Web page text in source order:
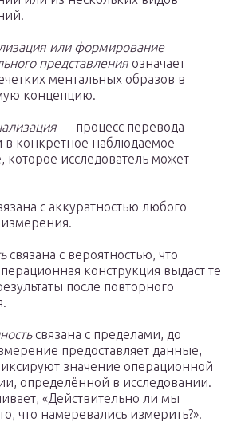
или формирование
представления означает
ментальных образов в
концепцию.
— процесс перевода
в конкретное наблюдаемое
которое исследователь может
с аккуратностью любого
связана с вероятностью, что
конструкция выдаст те
после повторного
связана с пределами, до
предоставляет данные,
значение операционной
определённой в исследовании.
«Действительно ли мы
что намеревались измерить?».